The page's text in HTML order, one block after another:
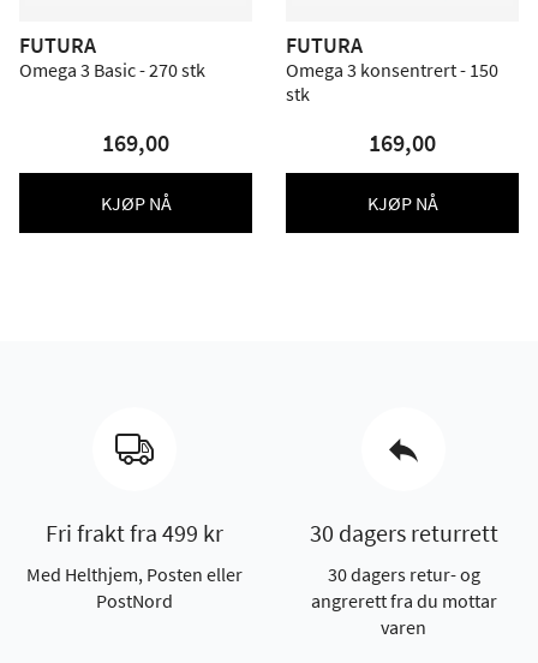
FUTURA
Omega 3 Basic - 270 stk
169,00
KJØP NÅ
FUTURA
Omega 3 konsentrert - 150
stk
169,00
KJØP NÅ
Fri frakt fra 499 kr
Med Helthjem, Posten eller
PostNord
30 dagers returrett
30 dagers retur- og
angrerett fra du mottar
varen